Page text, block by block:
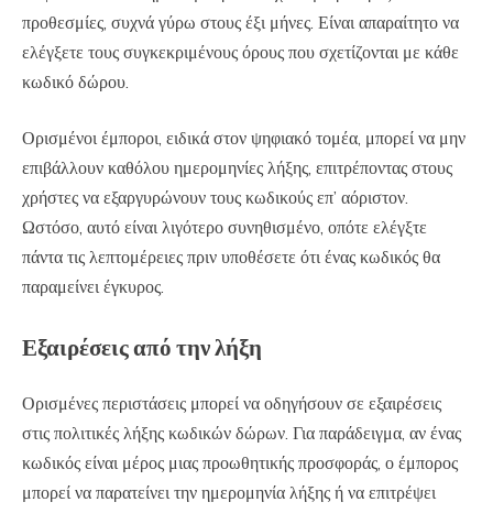
προθεσμίες, συχνά γύρω στους έξι μήνες. Είναι απαραίτητο να
ελέγξετε τους συγκεκριμένους όρους που σχετίζονται με κάθε
κωδικό δώρου.
Ορισμένοι έμποροι, ειδικά στον ψηφιακό τομέα, μπορεί να μην
επιβάλλουν καθόλου ημερομηνίες λήξης, επιτρέποντας στους
χρήστες να εξαργυρώνουν τους κωδικούς επ’ αόριστον.
Ωστόσο, αυτό είναι λιγότερο συνηθισμένο, οπότε ελέγξτε
πάντα τις λεπτομέρειες πριν υποθέσετε ότι ένας κωδικός θα
παραμείνει έγκυρος.
Εξαιρέσεις από την λήξη
Ορισμένες περιστάσεις μπορεί να οδηγήσουν σε εξαιρέσεις
στις πολιτικές λήξης κωδικών δώρων. Για παράδειγμα, αν ένας
κωδικός είναι μέρος μιας προωθητικής προσφοράς, ο έμπορος
μπορεί να παρατείνει την ημερομηνία λήξης ή να επιτρέψει